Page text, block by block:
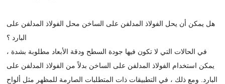
هل يمكن أن يحل الفولاذ المدلفن على الساخن محل الفولاذ المدلفن على
البارد ؟
في الحالات التي لا تكون فيها جودة السطح ودقة الأبعاد مطلوبة بشدة ،
يمكن استخدام الفولاذ المدلفن على الساخن بدلاً من الفولاذ المدلفن على
البارد. ومع ذلك ، في التطبيقات ذات المتطلبات الصارمة للمظهر مثل ألواح